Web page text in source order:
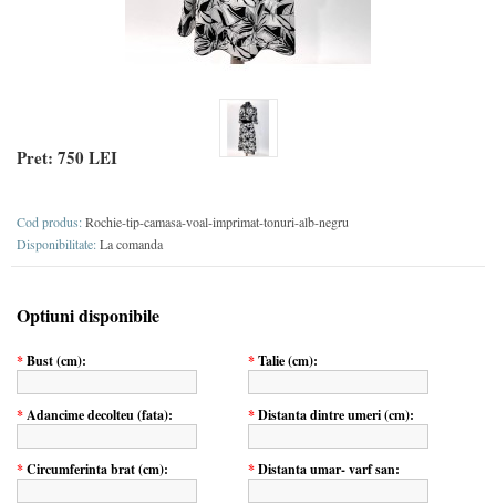
Cod produs:Rochie-tip-camasa-voal-imprimat-tonuri-alb-negru
Disponibilitate:La comanda
Pret: 750 LEI
Optiuni disponibile
*Bust (cm): *Talie (cm):
*Adancime decolteu (fata): *Distanta dintre umeri (cm):
*Circumferinta brat (cm): *Distanta umar- varf san: